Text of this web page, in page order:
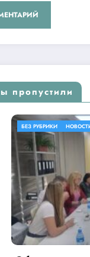
пропустили